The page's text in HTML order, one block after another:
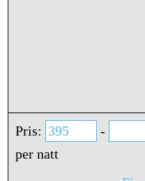
Pris: -
per natt